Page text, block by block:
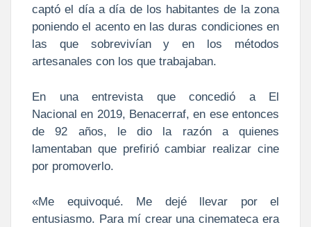
captó el día a día de los habitantes de la zona
poniendo el acento en las duras condiciones en
las que sobrevivían y en los métodos
artesanales con los que trabajaban.
En una entrevista que concedió a El
Nacional en 2019, Benacerraf, en ese entonces
de 92 años, le dio la razón a quienes
lamentaban que prefirió cambiar realizar cine
por promoverlo.
«Me equivoqué. Me dejé llevar por el
entusiasmo. Para mí crear una cinemateca era